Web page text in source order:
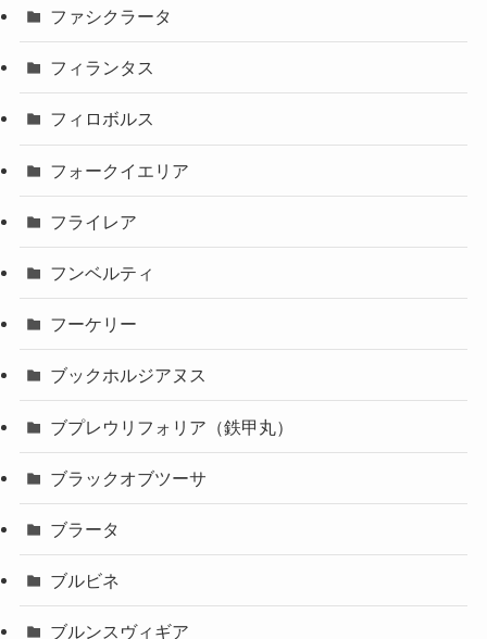
ファシクラータ
フィランタス
フィロボルス
フォークイエリア
フライレア
フンベルティ
フーケリー
ブックホルジアヌス
ブプレウリフォリア（鉄甲丸）
ブラックオブツーサ
ブラータ
ブルビネ
ブルンスヴィギア